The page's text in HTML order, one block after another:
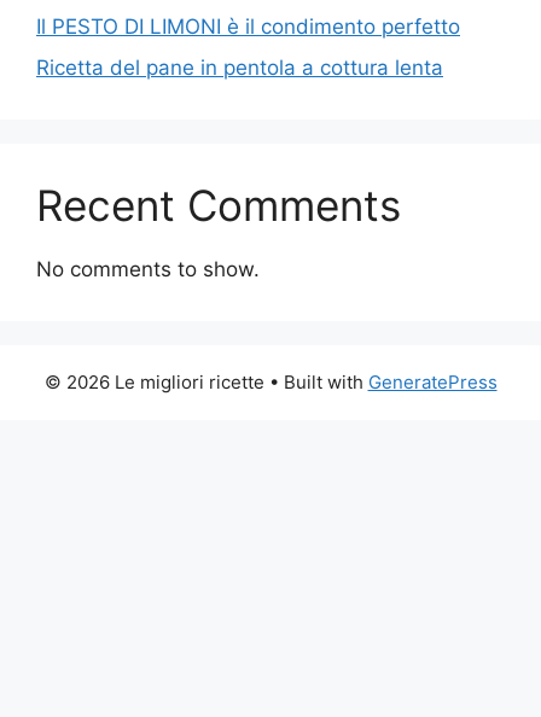
Il PESTO DI LIMONI è il condimento perfetto
Ricetta del pane in pentola a cottura lenta
Recent Comments
No comments to show.
© 2026 Le migliori ricette • Built with GeneratePress